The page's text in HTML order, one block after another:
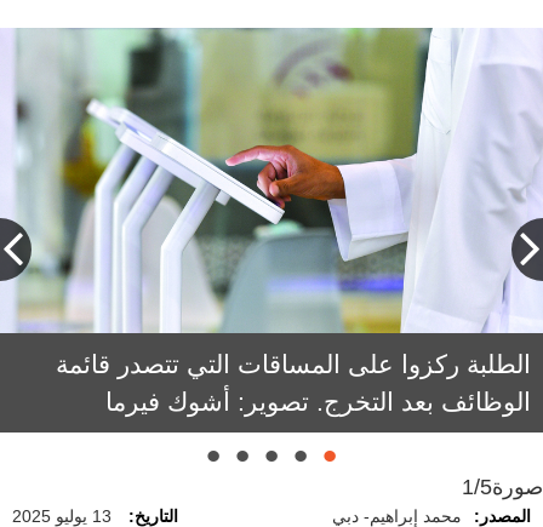
الطلبة ركزوا على المساقات التي تتصدر قائمة
الوظائف بعد التخرج. تصوير: أشوك فيرما
صورة1/5
المصدر: محمد إبراهيم- دبي التاريخ: 13 يوليو 2025